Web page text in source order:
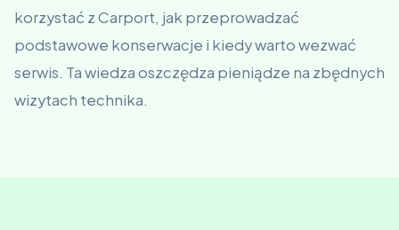
korzystać z Carport, jak przeprowadzać
podstawowe konserwacje i kiedy warto wezwać
serwis. Ta wiedza oszczędza pieniądze na zbędnych
wizytach technika.